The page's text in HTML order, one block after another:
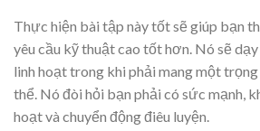
Thực hiện bài tập này tốt sẽ giúp bạn
yêu cầu kỹ thuật cao tốt hơn. Nó sẽ
linh hoạt trong khi phải mang một
thể. Nó đòi hỏi bạn phải có sức mạnh,
hoạt và chuyển động điêu luyện.